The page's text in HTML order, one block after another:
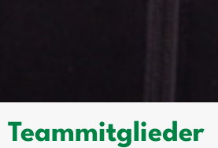
Teammitglieder